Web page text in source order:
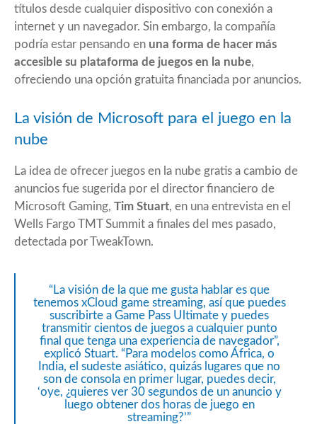
títulos desde cualquier dispositivo con conexión a
internet y un navegador. Sin embargo, la compañía
podría estar pensando en una forma de hacer más
accesible su plataforma de juegos en la nube,
ofreciendo una opción gratuita financiada por anuncios.
La visión de Microsoft para el juego en la
nube
La idea de ofrecer juegos en la nube gratis a cambio de
anuncios fue sugerida por el director financiero de
Microsoft Gaming, Tim Stuart, en una entrevista en el
Wells Fargo TMT Summit a finales del mes pasado,
detectada por TweakTown.
“La visión de la que me gusta hablar es que
tenemos xCloud game streaming, así que puedes
suscribirte a Game Pass Ultimate y puedes
transmitir cientos de juegos a cualquier punto
final que tenga una experiencia de navegador”,
explicó Stuart. “Para modelos como África, o
India, el sudeste asiático, quizás lugares que no
son de consola en primer lugar, puedes decir,
‘oye, ¿quieres ver 30 segundos de un anuncio y
luego obtener dos horas de juego en
streaming?’”